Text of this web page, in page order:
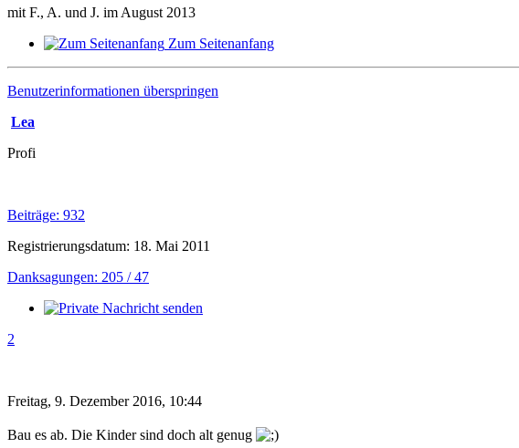
mit F., A. und J. im August 2013
Zum Seitenanfang
Benutzerinformationen überspringen
Lea
Profi
Beiträge: 932
Registrierungsdatum: 18. Mai 2011
Danksagungen: 205 / 47
2
Freitag, 9. Dezember 2016, 10:44
Bau es ab. Die Kinder sind doch alt genug